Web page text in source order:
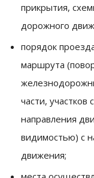
прикрытия,
дорожного
порядок
маршрута
части, участков
направления
видимостью) с
движения;